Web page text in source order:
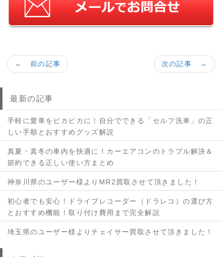
次の記事 →
← 前の記事
最新の記事
手軽に愛車をピカピカに！自分でできる「セルフ洗車」の正
しい手順とおすすめグッズ解説
真夏・真冬の車内を快適に！カーエアコンのトラブル解決＆
節約できる正しい使い方まとめ
神奈川県のユーザー様よりMR2買取させて頂きました！
初心者でも安心！ドライブレコーダー（ドラレコ）の選び方
とおすすめ機能！取り付け費用まで完全解説
埼玉県のユーザー様よりチェイサー買取させて頂きました！